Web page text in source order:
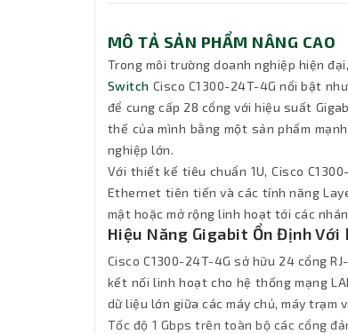
MÔ TẢ SẢN PHẨM NÂNG CAO
Trong môi trường doanh nghiệp hiện
Switch Cisco C1300-24T-4G nổi bật
để cung cấp 28 cổng với hiệu suất
thế của mình bằng một sản phẩm
nghiệp lớn.
Với thiết kế tiêu chuẩn 1U, Cisco
Ethernet tiên tiến và các tính năng
mật hoặc mở rộng linh hoạt tới các
Hiệu Năng Gigabit Ổn Định Với
Cisco C1300-24T-4G sở hữu 24 cổng
kết nối linh hoạt cho hệ thống mạng
dữ liệu lớn giữa các máy chủ, máy trạm
Tốc độ 1 Gbps trên toàn bộ các cổng